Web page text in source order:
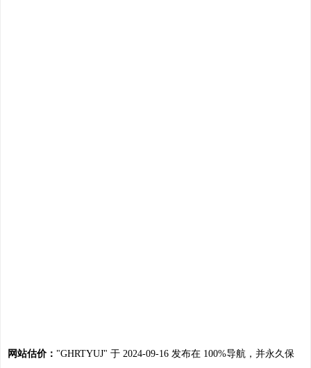
网站估价： "GHRTYUJ" 于 2024-09-16 发布在 100%导航，并永久保